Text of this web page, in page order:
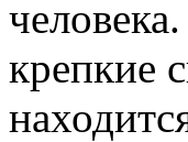
крепкие